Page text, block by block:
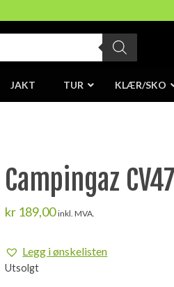
JAKT TUR KLÆR/SKO
Campingaz
kr 189,00 inkl. MVA.
Legg i ønskelisten
Utsolgt